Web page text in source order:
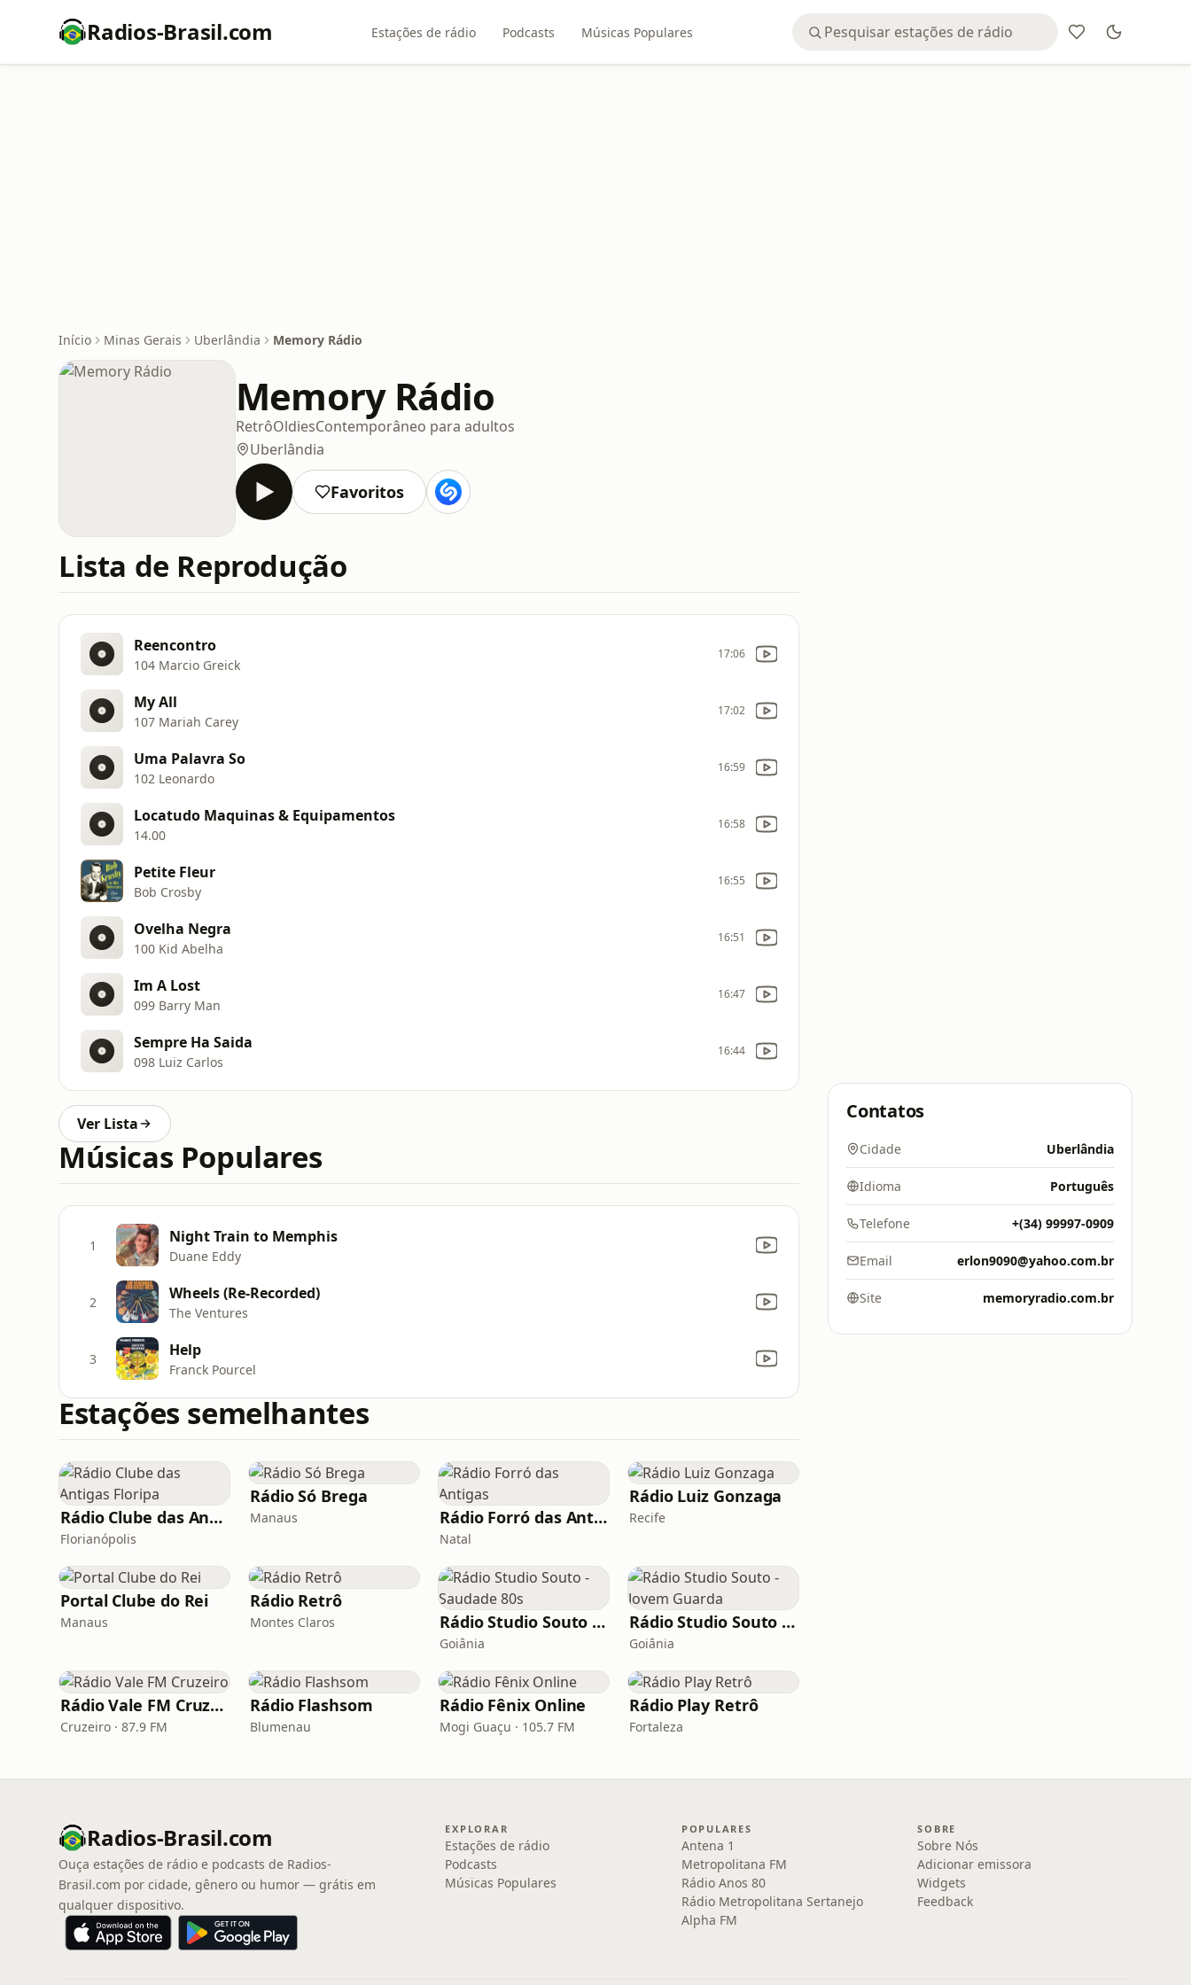
Radios-Brasil.com Estações de rádio Podcasts Músicas Populares
Início Minas Gerais Uberlândia Memory Rádio
Memory Rádio
RetrôOldiesContemporâneo para adultos
Uberlândia
Favoritos
Lista de Reprodução
Reencontro
104 Marcio Greick
17:06
My All
107 Mariah Carey
17:02
Uma Palavra So
102 Leonardo
16:59
Locatudo Maquinas & Equipamentos
14.00
16:58
Petite Fleur
Bob Crosby
16:55
Ovelha Negra
100 Kid Abelha
16:51
Im A Lost
099 Barry Man
16:47
Sempre Ha Saida
098 Luiz Carlos
16:44
Ver Lista
Músicas Populares
1 Night Train to Memphis
Duane Eddy
2 Wheels (Re-Recorded)
The Ventures
3 Help
Franck Pourcel
Estações semelhantes
Rádio Clube das Antigas Floripa
Florianópolis
Rádio Só Brega
Manaus Rádio Forró das Antigas
Natal
Rádio Luiz Gonzaga
Recife
Portal Clube do Rei
Manaus
Rádio Retrô
Montes Claros Rádio Studio Souto - Saudade 80s
Goiânia
Rádio Studio Souto - Jovem Guarda
Goiânia
Rádio Vale FM Cruzeiro
Cruzeiro · 87.9 FM
Rádio Flashsom
Blumenau
Rádio Fênix Online
Mogi Guaçu · 105.7 FM
Rádio Play Retrô
Fortaleza
Contatos
Cidade Uberlândia
Idioma Português
Telefone +(34) 99997-0909
Email erlon9090@yahoo.com.br
Site memoryradio.com.br
Radios-Brasil.com
Ouça estações de rádio e podcasts de Radios-
Brasil.com por cidade, gênero ou humor — grátis em
qualquer dispositivo.
EXPLORAR
Estações de rádio
Podcasts
Músicas Populares
POPULARES
Antena 1
Metropolitana FM
Rádio Anos 80
Rádio Metropolitana Sertanejo
Alpha FM
SOBRE
Sobre Nós
Adicionar emissora
Widgets
Feedback